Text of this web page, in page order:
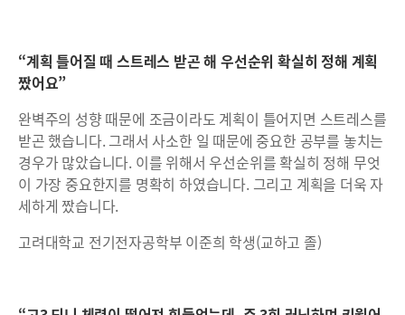
“계획 틀어질 때 스트레스 받곤 해 우선순위 확실히 정해 계획
짰어요”
완벽주의 성향 때문에 조금이라도 계획이 틀어지면 스트레스를
받곤 했습니다. 그래서 사소한 일 때문에 중요한 공부를 놓치는
경우가 많았습니다. 이를 위해서 우선순위를 확실히 정해 무엇
이 가장 중요한지를 명확히 하였습니다. 그리고 계획을 더욱 자
세하게 짰습니다.
고려대학교 전기전자공학부 이준희 학생(교하고 졸)